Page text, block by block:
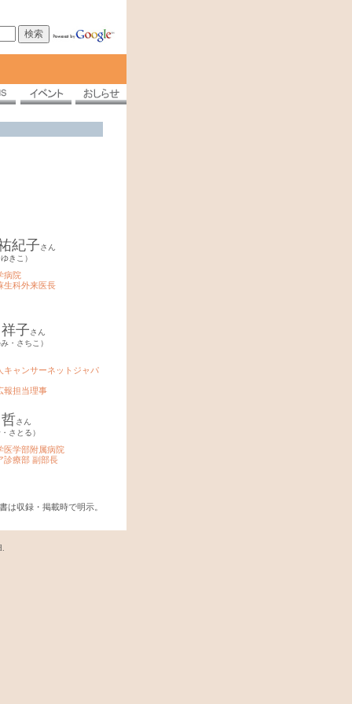
紀子さん
きこ）
病院
生科外来医長
子さん
・さちこ）
キャンサーネットジャパ
報担当理事
さん
さとる）
医学部附属病院
診療部 副部長
は収録・掲載時で明示。